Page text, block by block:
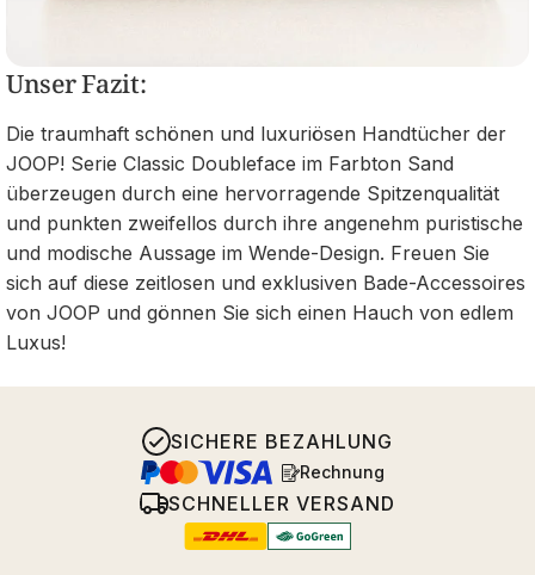
Unser Fazit:
Die traumhaft schönen und luxuriösen Handtücher der
JOOP! Serie Classic Doubleface im Farbton Sand
überzeugen durch eine hervorragende Spitzenqualität
und punkten zweifellos durch ihre angenehm puristische
und modische Aussage im Wende-Design. Freuen Sie
sich auf diese zeitlosen und exklusiven Bade-Accessoires
von JOOP und gönnen Sie sich einen Hauch von edlem
Luxus!
SICHERE BEZAHLUNG
Rechnung
SCHNELLER VERSAND